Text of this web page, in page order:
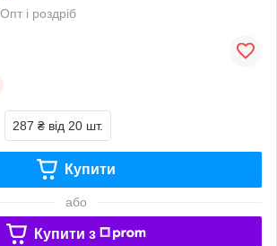
Опт і роздріб
287 ₴ від 20 шт.
Купити
або
Купити з